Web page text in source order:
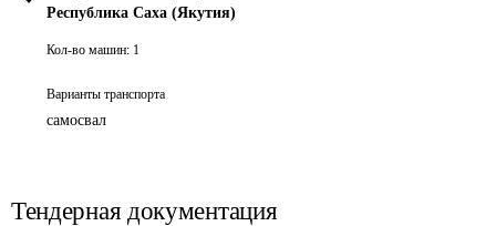
Республика Саха (Якутия)
Кол-во машин: 1
Варианты транспорта
самосвал
Тендерная документация